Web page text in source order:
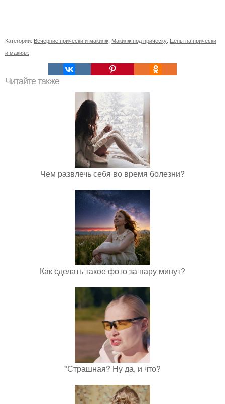
Категории: Вечерние прически и макияж Макияж под прическу Цены на прически
и макияж
Читайте также
Чем развлечь себя во время болезни?
Как сделать такое фото за пару минут?
"Страшная? Ну да, и что?